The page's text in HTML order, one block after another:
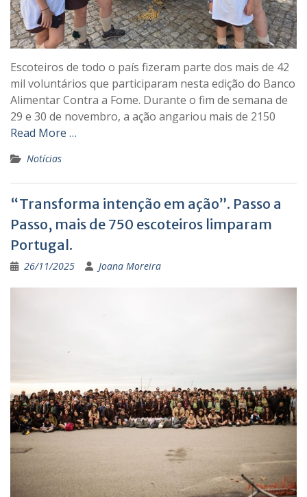
Escoteiros de todo o país fizeram parte dos mais de 42
mil voluntários que participaram nesta edição do Banco
Alimentar Contra a Fome. Durante o fim de semana de
29 e 30 de novembro, a ação angariou mais de 2150
Read More …
Notícias
“Transforma intenção em ação”. Passo a
Passo, mais de 750 escoteiros limparam
Portugal.
26/11/2025 Joana Moreira